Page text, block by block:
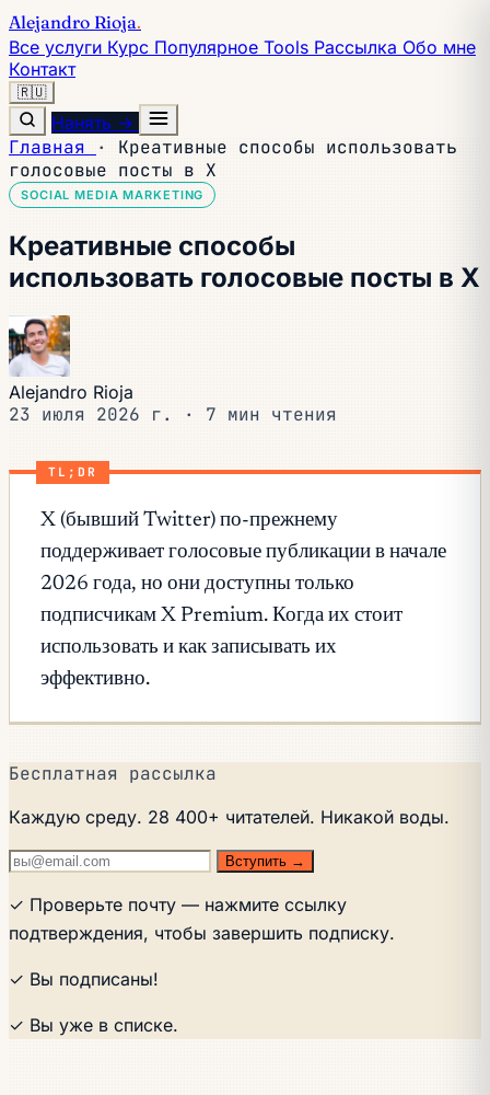
Alejandro Rioja.
Все услуги Курс Популярное Tools Рассылка Обо мне
Контакт
🇷🇺
Нанять →
Главная ·
Креативные способы использовать
голосовые посты в X
SOCIAL MEDIA MARKETING
Креативные способы
использовать голосовые посты в X
Alejandro Rioja
23 июля 2026 г. · 7 мин чтения
TL;DR
X (бывший Twitter) по-прежнему
поддерживает голосовые публикации в начале
2026 года, но они доступны только
подписчикам X Premium. Когда их стоит
использовать и как записывать их
эффективно.
Бесплатная рассылка
Каждую среду. 28 400+ читателей. Никакой воды.
Вступить →
✓ Проверьте почту — нажмите ссылку
подтверждения, чтобы завершить подписку.
✓ Вы подписаны!
✓ Вы уже в списке.